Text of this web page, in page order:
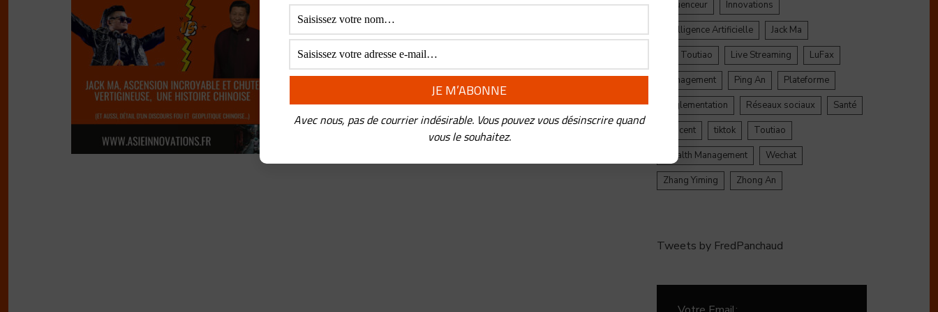
chinoise
BYFREDERIC PANCHAUD • 21 JANVIER 2021
L’histoire de Jack Ma est digne d’un film, non seulement parce qu’elle
est pleine de rebondissements mais aussi parce qu’elle embrasse
l’évolution de la Chine. On peut...
Influenceur
Innovations
Intelligence Artificielle
Jack Ma
Jinri Toutiao
Live Streaming
LuFax
Management
Ping An
Plateforme
Réglementation
Réseaux sociaux
Santé
Tencent
tiktok
Toutiao
Wealth Management
Wechat
Zhang Yiming
Zhong An
Tweets by FredPanchaud
Avec nous, pas de courrier indésirable. Vous pouvez vous désinscrire quand
vous le souhaitez.